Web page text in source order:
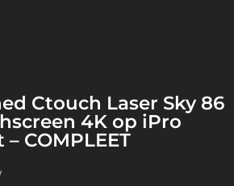
Ctouch Laser Sky 86
4K op iPro
COMPLEET